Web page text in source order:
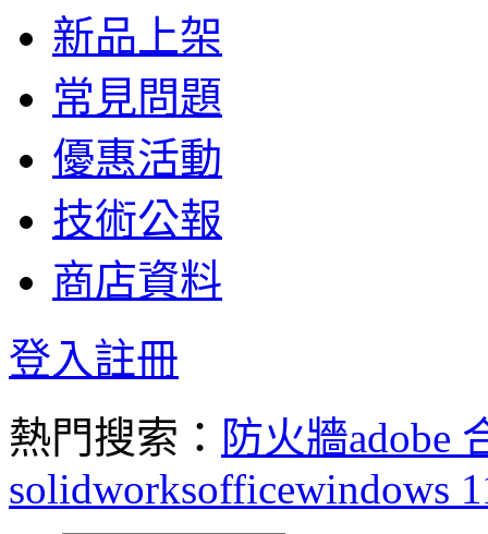
新品上架
常見問題
優惠活動
技術公報
商店資料
登入註冊
熱門搜索： 防火牆adobe
solidworksofficewindows